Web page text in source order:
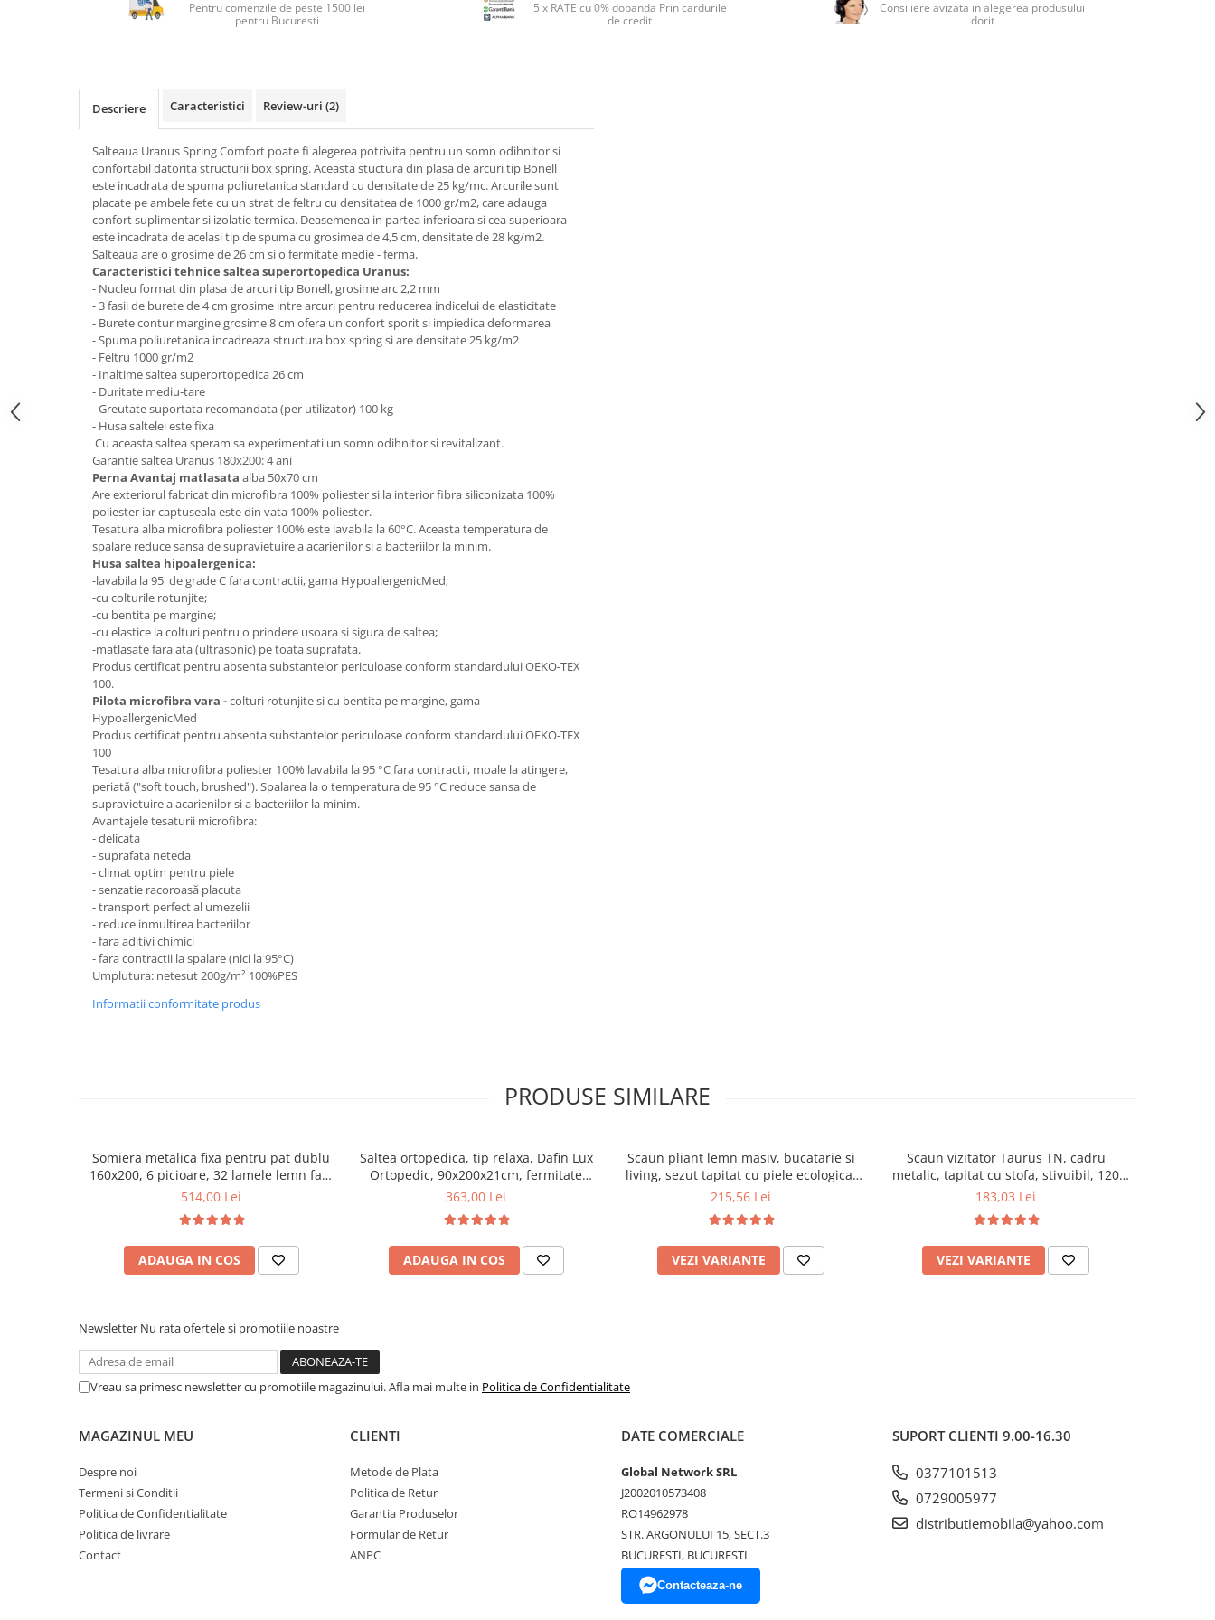
Saltele cu plasa de arcuri
Saltele cu spuma
Scaune pentru bucatarie
Mobila bucatarie
Suporturi si rafturi pantofi
Portmantouri
Seturi mobilier hol
Stender haine
Suport pentru umerase
Mobilier gradinita
Mese gradinita
Scaune gradinita
Set mese si scaune gradinita
Mobilier copii
Mobila camera copii
Scaune birou pentru copii
Saltele patuturi copii
Masa si scaune gradinita
Seturi comode living si dormitor
Pentru comenzile de peste 1500 lei
pentru Bucuresti
5 x RATE cu 0% dobanda Prin cardurile
de credit
Consiliere avizata in alegerea produsului
dorit
Descriere Caracteristici Review-uri (2)
Salteaua Uranus Spring Comfort poate fi alegerea potrivita pentru un somn odihnitor si
confortabil datorita structurii box spring. Aceasta stuctura din plasa de arcuri tip Bonell
este incadrata de spuma poliuretanica standard cu densitate de 25 kg/mc. Arcurile sunt
placate pe ambele fete cu un strat de feltru cu densitatea de 1000 gr/m2, care adauga
confort suplimentar si izolatie termica. Deasemenea in partea inferioara si cea superioara
este incadrata de acelasi tip de spuma cu grosimea de 4,5 cm, densitate de 28 kg/m2.
Salteaua are o grosime de 26 cm si o fermitate medie - ferma.
Caracteristici tehnice saltea superortopedica Uranus:
- Nucleu format din plasa de arcuri tip Bonell, grosime arc 2,2 mm
- 3 fasii de burete de 4 cm grosime intre arcuri pentru reducerea indicelui de elasticitate
- Burete contur margine grosime 8 cm ofera un confort sporit si impiedica deformarea
- Spuma poliuretanica incadreaza structura box spring si are densitate 25 kg/m2
- Feltru 1000 gr/m2
- Inaltime saltea superortopedica 26 cm
- Duritate mediu-tare
- Greutate suportata recomandata (per utilizator) 100 kg
- Husa saltelei este fixa
Cu aceasta saltea speram sa experimentati un somn odihnitor si revitalizant.
Garantie saltea Uranus 180x200: 4 ani
Perna Avantaj matlasata alba 50x70 cm
Are exteriorul fabricat din microfibra 100% poliester si la interior fibra siliconizata 100%
poliester iar captuseala este din vata 100% poliester.
Tesatura alba microfibra poliester 100% este lavabila la 60°C. Aceasta temperatura de
spalare reduce sansa de supravietuire a acarienilor si a bacteriilor la minim.
Husa saltea hipoalergenica:
-lavabila la 95 de grade C fara contractii, gama HypoallergenicMed;
-cu colturile rotunjite;
-cu bentita pe margine;
-cu elastice la colturi pentru o prindere usoara si sigura de saltea;
-matlasate fara ata (ultrasonic) pe toata suprafata.
Produs certificat pentru absenta substantelor periculoase conform standardului OEKO-TEX
100.
Pilota microfibra vara -colturi rotunjite si cu bentita pe margine, gama
HypoallergenicMed
Produs certificat pentru absenta substantelor periculoase conform standardului OEKO-TEX
100
Tesatura alba microfibra poliester 100% lavabila la 95 °C fara contractii, moale la atingere,
periată ("soft touch, brushed"). Spalarea la o temperatura de 95 °C reduce sansa de
supravietuire a acarienilor si a bacteriilor la minim.
Avantajele tesaturii microfibra:
- delicata
- suprafata neteda
- climat optim pentru piele
- senzatie racoroasă placuta
- transport perfect al umezelii
- reduce inmultirea bacteriilor
- fara aditivi chimici
- fara contractii la spalare (nici la 95°C)
Umplutura: netesut 200g/m² 100%PES
Informatii conformitate produs
PRODUSE SIMILARE
Somiera metalica fixa pentru pat dublu
160x200, 6 picioare, 32 lamele lemn fag,
benzi textile, suport saltea ferm, negru
514,00 Lei
ADAUGA IN COS
Saltea ortopedica, tip relaxa, Dafin Lux
Ortopedic, 90x200x21cm, fermitate
medie, cu plasa de arcuri tip Bonell, fata
Salt Confort
363,00 Lei
ADAUGA IN COS
Scaun pliant lemn masiv, bucatarie si
living, sezut tapitat cu piele ecologica,
100 kg, cires
215,56 Lei
VEZI VARIANTE
Scaun vizitator Taurus TN, cadru
metalic, tapitat cu stofa, stivuibil, 120
kg, negru
183,03 Lei
VEZI VARIANTE
Newsletter Nu rata ofertele si promotiile noastre
Vreau sa primesc newsletter cu promotiile magazinului. Afla mai multe in Politica de Confidentialitate
MAGAZINUL MEU
Despre noi
Termeni si Conditii
Politica de Confidentialitate
Politica de livrare
Contact
CLIENTI
Metode de Plata
Politica de Retur
Garantia Produselor
Formular de Retur
ANPC
DATE COMERCIALE
Global Network SRL
J2002010573408
RO14962978
STR. ARGONULUI 15, SECT.3
BUCURESTI, BUCURESTI
Contacteaza-ne
SUPORT CLIENTI 9.00-16.30
0377101513
0729005977
distributiemobila@yahoo.com